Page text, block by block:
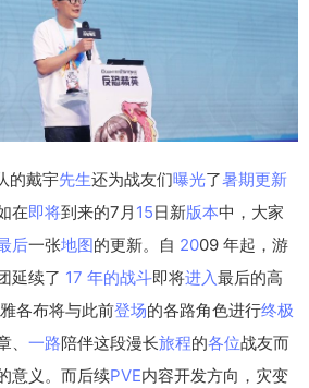
的戴宇先生还为战友们曝光了暑期更新
在即将到来的7月 15日新版本中，大家
后一张地图的更新。自 2009 年起，游
延续了 17 年的战斗即将进入最后的高
各布将与此前登场的各路角色进行终极
一路陪伴这段漫长旅程的各位战友而
意义。而后续PVE内容开发方向，灾变